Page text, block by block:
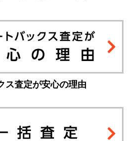
ス査定が安心の理由